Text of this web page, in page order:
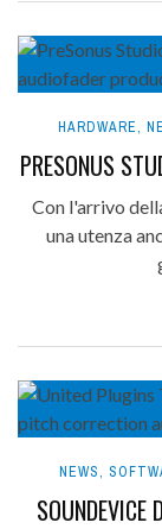
HARDWARE,
PRESONUS
Con l'arrivo
una utenza
NEWS,
SOUNDEVICE